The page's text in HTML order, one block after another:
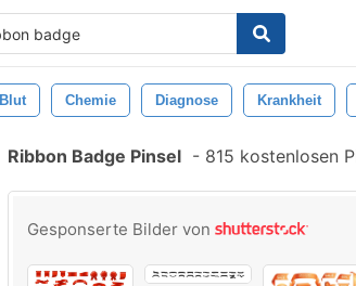
Blut Chemie Diagnose Krankheit
Ribbon Badge Pinsel - 815 kostenlosen
Gesponserte Bilder von